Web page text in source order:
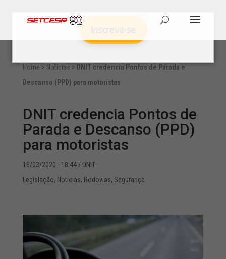
Home > Notícias > DNIT credencia Pontos de Parada e
Descanso (PPD) para motoristas
DNIT credencia Pontos de
Parada e Descanso (PPD)
para motoristas
16/03/2020 - 18:44/ DNIT
Legislação, Notícias, Rodovias, Segurança